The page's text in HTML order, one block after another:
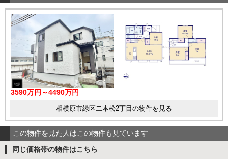
3590万円～4490万円
相模原市緑区二本松2丁目の物件を見る
この物件を見た人はこの物件も見ています
同じ価格帯の物件はこちら